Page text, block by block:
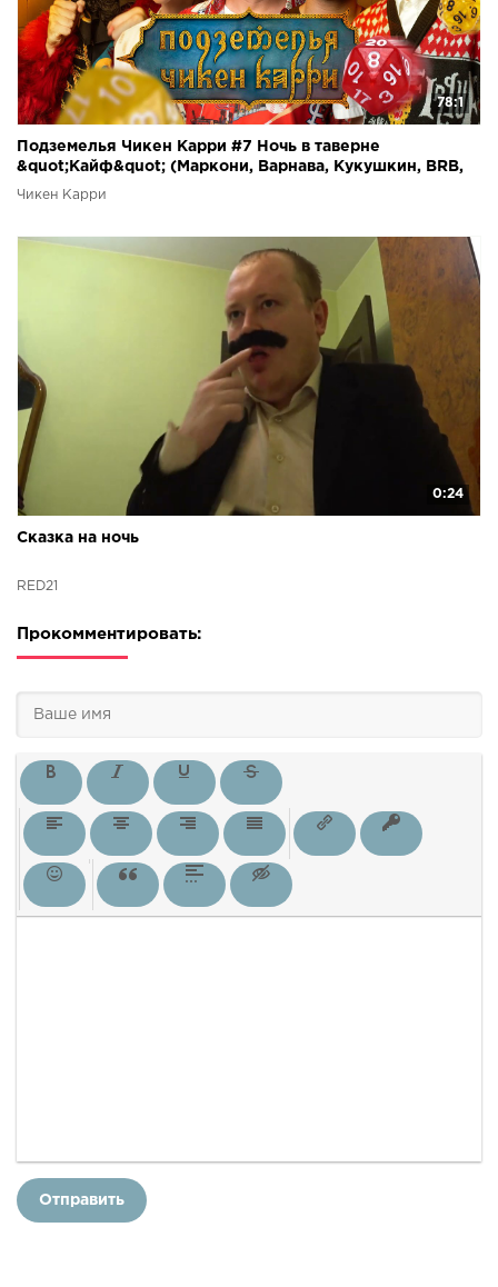
78:1
Подземелья Чикен Карри #7 Ночь в таверне
&quot;Кайф&quot; (Маркони, Варнава, Кукушкин, BRB,
Гудков)
Чикен Карри
0:24
Сказка на ночь
RED21
Прокомментировать:
Отправить